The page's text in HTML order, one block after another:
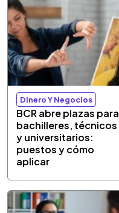
Dinero Y Negocios
BCR abre plazas para
bachilleres, técnicos
y universitarios:
puestos y cómo
aplicar